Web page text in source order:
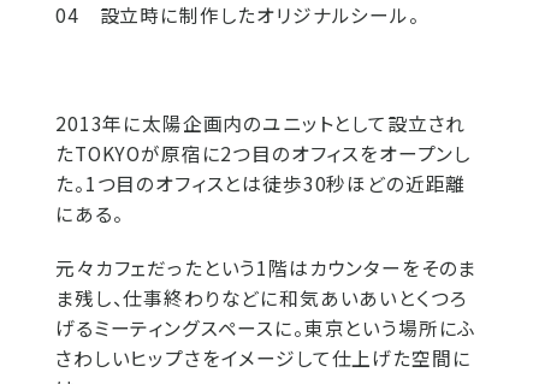
04 設立時に制作したオリジナルシール。
2013年に太陽企画内のユニットとして設立され
たTOKYOが原宿に2つ目のオフィスをオープンし
た。1つ目のオフィスとは徒歩30秒ほどの近距離
にある。
元々カフェだったという1階はカウンターをそのま
ま残し、仕事終わりなどに和気あいあいとくつろ
げるミーティングスペースに。東京という場所にふ
さわしいヒップさをイメージして仕上げた空間に